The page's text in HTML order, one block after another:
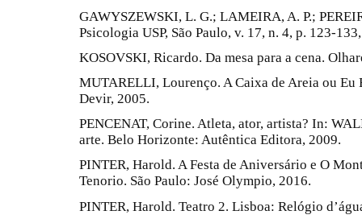
GAWYSZEWSKI, L. G.; LAMEIRA, A. P.;
Psicologia USP, São Paulo, v. 17, n. 4, p. 123-
KOSOVSKI, Ricardo. Da mesa para a cena.
MUTARELLI, Lourenço. A Caixa de Areia ou Eu
Devir, 2005.
PENCENAT, Corine. Atleta, ator, artista? In:
arte. Belo Horizonte: Autêntica Editora, 2009.
PINTER, Harold. A Festa de Aniversário e O
Tenorio. São Paulo: José Olympio, 2016.
PINTER, Harold. Teatro 2. Lisboa: Relógio